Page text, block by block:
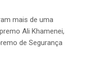
mais de uma
Ali Khamenei,
de Segurança